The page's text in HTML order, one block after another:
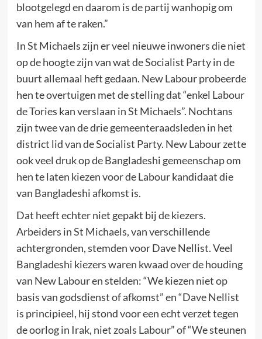
blootgelegd en daarom is de partij wanhopig om
van hem af te raken.”
In St Michaels zijn er veel nieuwe inwoners die niet
op de hoogte zijn van wat de Socialist Party in de
buurt allemaal heft gedaan. New Labour probeerde
hen te overtuigen met de stelling dat “enkel Labour
de Tories kan verslaan in St Michaels”. Nochtans
zijn twee van de drie gemeenteraadsleden in het
district lid van de Socialist Party. New Labour zette
ook veel druk op de Bangladeshi gemeenschap om
hen te laten kiezen voor de Labour kandidaat die
van Bangladeshi afkomst is.
Dat heeft echter niet gepakt bij de kiezers.
Arbeiders in St Michaels, van verschillende
achtergronden, stemden voor Dave Nellist. Veel
Bangladeshi kiezers waren kwaad over de houding
van New Labour en stelden: “We kiezen niet op
basis van godsdienst of afkomst” en “Dave Nellist
is principieel, hij stond voor een echt verzet tegen
de oorlog in Irak, niet zoals Labour” of “We steunen